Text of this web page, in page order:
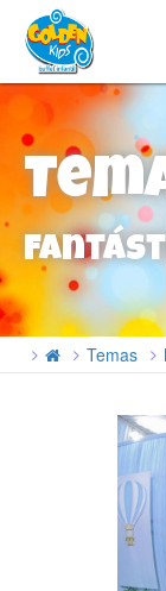
Temas